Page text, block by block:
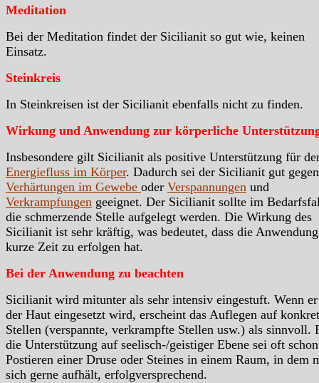
Meditation
Bei der Meditation findet der Sicilianit so gut wie, keinen
Einsatz.
Steinkreis
In Steinkreisen ist der Sicilianit ebenfalls nicht zu finden.
Wirkung und Anwendung zur körperliche
Insbesondere gilt Sicilianit als positive Unterstützung für
Energiefluss im Körper. Dadurch sei der Sicilianit gut gegen
Verhärtungen im Gewebe oder Verspannungen und
Verkrampfungen geeignet. Der Sicilianit sollte im
die schmerzende Stelle aufgelegt werden. Die Wirkung des
Sicilianit ist sehr kräftig, was bedeutet, dass die
kurze Zeit zu erfolgen hat.
Bei der Anwendung zu beachten
Sicilianit wird mitunter als sehr intensiv eingestuft. Wenn
der Haut eingesetzt wird, erscheint das Auflegen auf
Stellen (verspannte, verkrampfte Stellen usw.) als sinnvoll.
die Unterstützung auf seelisch-/geistiger Ebene sei oft
Postieren einer Druse oder Steines in einem Raum, in dem
sich gerne aufhält, erfolgversprechend.